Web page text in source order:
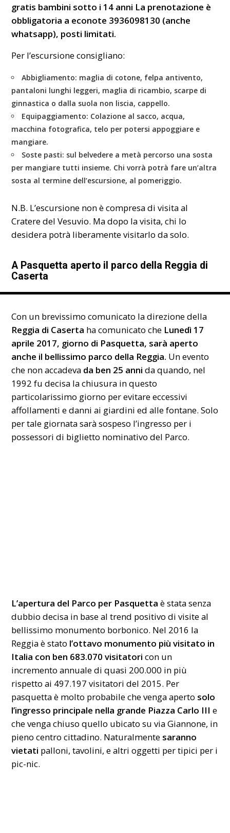
gratis bambini sotto i 14 anni La prenotazione è
obbligatoria a econote 3936098130 (anche
whatsapp), posti limitati.
Per l’escursione consigliano:
Abbigliamento: maglia di cotone, felpa antivento,
pantaloni lunghi leggeri, maglia di ricambio, scarpe di
ginnastica o dalla suola non liscia, cappello.
Equipaggiamento: Colazione al sacco, acqua,
macchina fotografica, telo per potersi appoggiare e
mangiare.
Soste pasti: sul belvedere a metà percorso una sosta
per mangiare tutti insieme. Chi vorrà potrà fare un’altra
sosta al termine dell’escursione, al pomeriggio.
N.B. L’escursione non è compresa di visita al
Cratere del Vesuvio. Ma dopo la visita, chi lo
desidera potrà liberamente visitarlo da solo.
A Pasquetta aperto il parco della Reggia di
Caserta
Con un brevissimo comunicato la direzione della
Reggia di Caserta ha comunicato che Lunedì 17
aprile 2017, giorno di Pasquetta, sarà aperto
anche il bellissimo parco della Reggia. Un evento
che non accadeva da ben 25 annida quando, nel
1992 fu decisa la chiusura in questo
particolarissimo giorno per evitare eccessivi
affollamenti e danni ai giardini ed alle fontane. Solo
per tale giornata sarà sospeso l’ingresso per i
possessori di biglietto nominativo del Parco.
L’apertura del Parco per Pasquetta è stata senza
dubbio decisa in base al trend positivo di visite al
bellissimo monumento borbonico. Nel 2016 la
Reggia è stato l’ottavo monumento più visitato in
Italia con ben 683.070 visitatori con un
incremento annuale di quasi 200.000 in più
rispetto ai 497.197 visitatori del 2015. Per
pasquetta è molto probabile che venga aperto solo
l’ingresso principale nella grande Piazza Carlo III e
che venga chiuso quello ubicato su via Giannone, in
pieno centro cittadino. Naturalmente saranno
vietati palloni, tavolini, e altri oggetti per tipici per i
pic-nic.